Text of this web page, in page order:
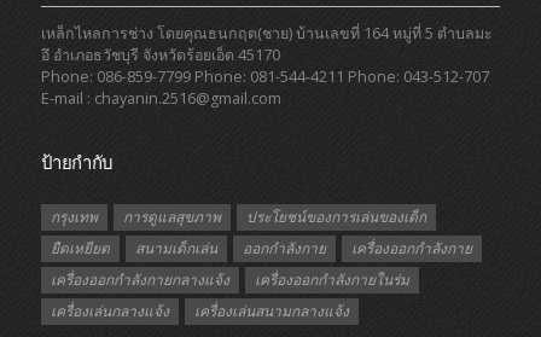
เหล็กไหลการช่าง โดยคุณธนกฤต(ชาย) บ้านเลขที่ 164 หมู่ที่ 5 ตำบลมะ
อึ อำเภอธวัชบุรี จังหวัดร้อยเอ็ด 45170
Phone: 086-859-7799 Phone: 081-544-4211 Phone: 043-512-707
E-mail : chayanin.2516@gmail.com
ป้ายกำกับ
กรุงเทพ การดูแลสุขภาพ
ประโยชน์ของการเล่นของเด็ก
ยืดเหยียด
สนามเด็กเล่น ออกกำลังกาย
เครื่องออกกำลังกาย
เครื่องออกกำลังกายกลางแจ้ง
เครื่องออกกำลังกายในร่ม
เครื่องเล่นกลางแจ้ง
เครื่องเล่นสนามกลางแจ้ง